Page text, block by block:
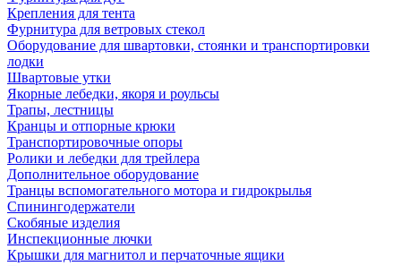
Крепления для тента
Фурнитура для ветровых стекол
Оборудование для швартовки, стоянки и транспортировки
лодки
Швартовые утки
Якорные лебедки, якоря и роульсы
Трапы, лестницы
Кранцы и отпорные крюки
Транспортировочные опоры
Ролики и лебедки для трейлера
Дополнительное оборудование
Транцы вспомогательного мотора и гидрокрылья
Спинингодержатели
Скобяные изделия
Инспекционные лючки
Крышки для магнитол и перчаточные ящики